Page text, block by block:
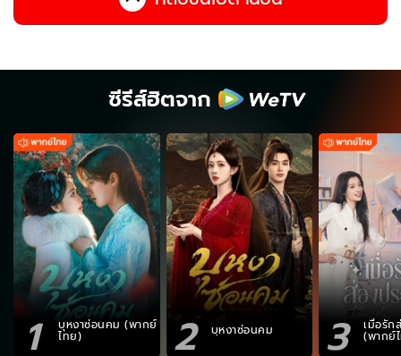
ซีรีส์ฮิตจาก
1 บุหงาซ่อนคม (พากย์
ไทย) 2 บุหงาซ่อนคม 3 เมื่อรัก
(พากย์